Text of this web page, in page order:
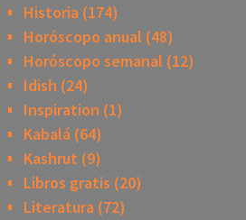
Historia(174)
Horóscopo anual (48)
Horóscopo semanal (12)
Idish (24)
Inspiration (1)
Kabalá(64)
Kashrut (9)
Libros gratis (20)
Literatura(72)